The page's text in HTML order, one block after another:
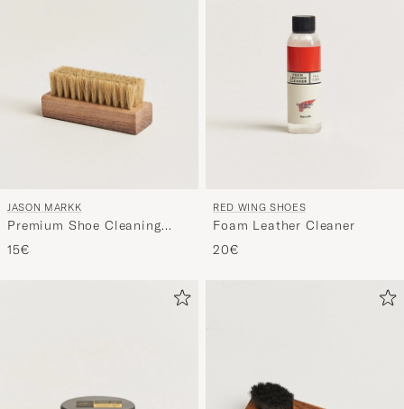
JASON MARKK
Premium Shoe Cleaning
Brush
15€
RED WING SHOES
Foam Leather Cleaner
20€